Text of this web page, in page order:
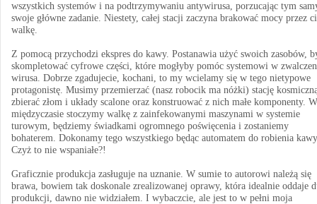
wszystkich systemów i na podtrzymywaniu antywirusa, porzucając tym
swoje główne zadanie. Niestety, całej stacji zaczyna brakować mocy przez
walkę.
Z pomocą przychodzi ekspres do kawy. Postanawia użyć swoich zasobów,
skompletować cyfrowe części, które mogłyby pomóc systemowi w
wirusa. Dobrze zgadujecie, kochani, to my wcielamy się w tego nietypowe
protagonistę. Musimy przemierzać (nasz robocik ma nóżki) stację
zbierać złom i układy scalone oraz konstruować z nich małe komponenty. W
międzyczasie stoczymy walkę z zainfekowanymi maszynami w systemie
turowym, będziemy świadkami ogromnego poświęcenia i zostaniemy
bohaterem. Dokonamy tego wszystkiego będąc automatem do robienia
Czyż to nie wspaniałe?!
Graficznie produkcja zasługuje na uznanie. W sumie to autorowi należą się
brawa, bowiem tak doskonale zrealizowanej oprawy, która idealnie oddaje
produkcji, dawno nie widziałem. I wybaczcie, ale jest to w pełni moja